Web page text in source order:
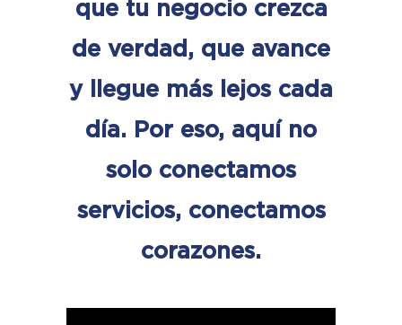
que tu negocio crezca
de verdad, que avance
y llegue más lejos cada
día. Por eso, aquí no
solo conectamos
servicios, conectamos
corazones.